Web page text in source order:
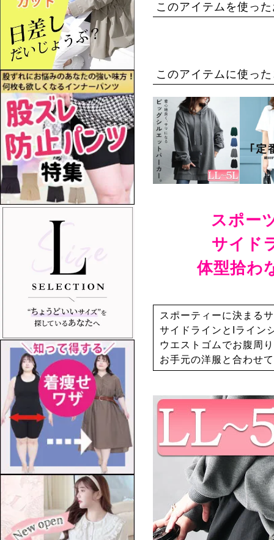
このアイテムを使っ
このアイテムに使っ
スポー
サイド
体型拾わ
スポーティーに決まる
サイドラインとIライン
ウエストゴムでお腹周
お手元の洋服と合わせ